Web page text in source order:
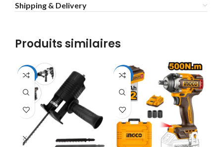
Shipping & Delivery
Produits similaires
-44% -10%